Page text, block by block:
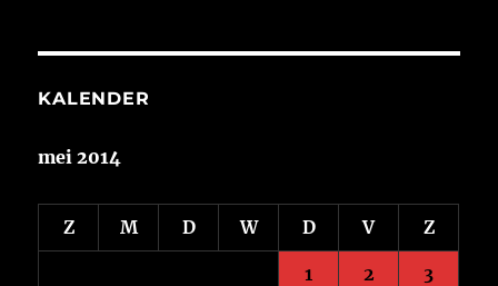
KALENDER
mei 2014
Z M D W D V Z
1 2 3